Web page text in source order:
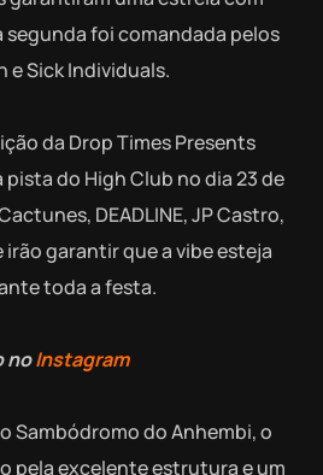
segunda foi comandada pelos
e Sick Individuals.
da Drop Times Presents
do High Club no dia 23 de
DEADLINE, JP Castro,
irão garantir que a vibe esteja
toda a festa.
noInstagram
Sambódromo do Anhembi, o
pela excelente estrutura e um